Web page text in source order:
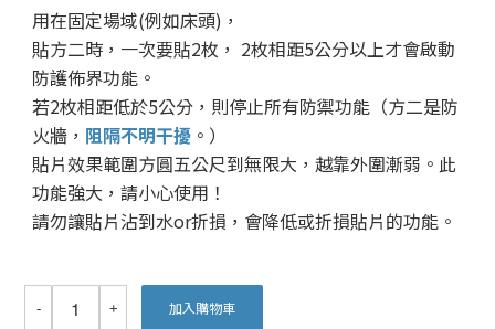
用在固定場域(例如床頭)，
貼方二時，一次要貼2枚， 2枚相距5公分以上才會啟動
防護佈界功能。
若2枚相距低於5公分，則停止所有防禦功能（方二是防
火牆， 阻隔不明干擾 。）
貼片效果範圍方圓五公尺到無限大，越靠外圍漸弱。此
功能強大，請小心使用！
請勿讓貼片沾到水or折損，會降低或折損貼片的功能。
加入購物車